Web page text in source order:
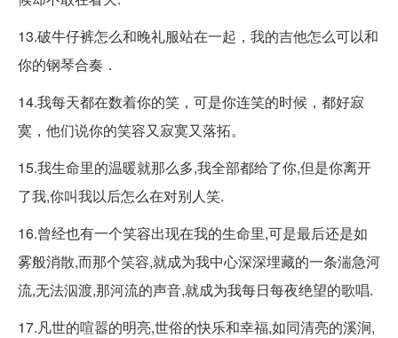
13.破牛仔裤怎么和晚礼服站在一起，我的吉他怎么可以和
你的钢琴合奏．
14.我每天都在数着你的笑，可是你连笑的时候，都好寂
寞，他们说你的笑容又寂寞又落拓。
15.我生命里的温暖就那么多,我全部都给了你,但是你离开
了我,你叫我以后怎么在对别人笑.
16.曾经也有一个笑容出现在我的生命里,可是最后还是如
雾般消散,而那个笑容,就成为我中心深深埋藏的一条湍急河
流,无法泅渡,那河流的声音,就成为我每日每夜绝望的歌唱.
17.凡世的喧嚣的明亮,世俗的快乐和幸福,如同清亮的溪涧,